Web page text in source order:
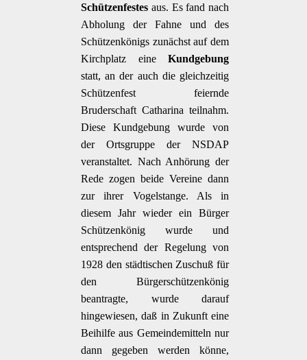
Schützenfestesaus. Es fand nach
Abholung der Fahne und des
Schützenkönigs zunächst auf dem
Kirchplatz eineKundgebung
statt, an der auch die gleichzeitig
Schützenfest feiernde
Bruderschaft Catharina teilnahm.
Diese Kundgebung wurde von
der Ortsgruppe der NSDAP
veranstaltet. Nach Anhörung der
Rede zogen beide Vereine dann
zur ihrer Vogelstange. Als in
diesem Jahr wieder ein Bürger
Schützenkönig wurde und
entsprechend der Regelung von
1928 den städtischen Zuschuß für
den Bürgerschützenkönig
beantragte, wurde darauf
hingewiesen, daß in Zukunft eine
Beihilfe aus Gemeindemitteln nur
dann gegeben werden könne,